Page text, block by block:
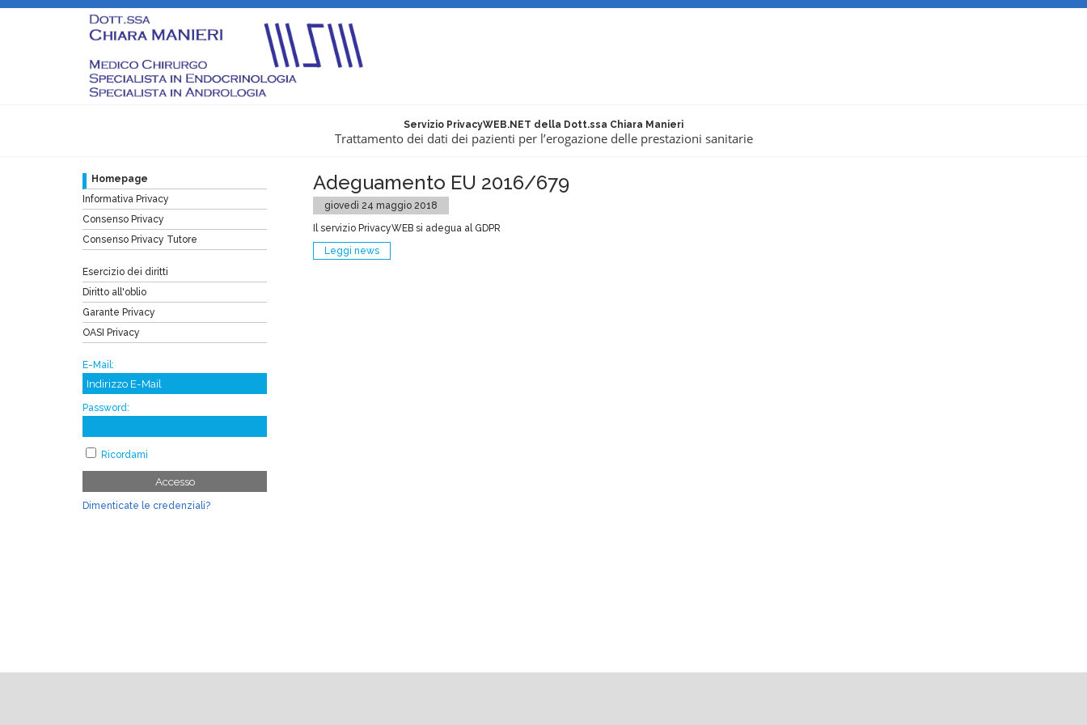
Servizio PrivacyWEB.NET della Dott.ssa Chiara Manieri
Trattamento dei dati dei pazienti per l’erogazione delle prestazioni sanitarie
Homepage
Informativa Privacy
Consenso Privacy
Consenso Privacy Tutore
Esercizio dei diritti
Diritto all'oblio
Garante Privacy
OASI Privacy
E-Mail:
Password:
Ricordami
Accesso
Dimenticate le credenziali?
Adeguamento EU 2016/679
giovedì 24 maggio 2018
Il servizio PrivacyWEB si adegua al GDPR
Leggi news